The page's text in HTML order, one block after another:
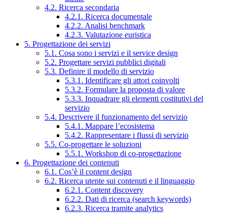
4.2. Ricerca secondaria
4.2.1. Ricerca documentale
4.2.2. Analisi benchmark
4.2.3. Valutazione euristica
5. Progettazione dei servizi
5.1. Cosa sono i servizi e il service design
5.2. Progettare servizi pubblici digitali
5.3. Definire il modello di servizio
5.3.1. Identificare gli attori coinvolti
5.3.2. Formulare la proposta di valore
5.3.3. Inquadrare gli elementi costitutivi del
servizio
5.4. Descrivere il funzionamento del servizio
5.4.1. Mappare l’ecosistema
5.4.2. Rappresentare i flussi di servizio
5.5. Co-progettare le soluzioni
5.5.1. Workshop di co-progettazione
6. Progettazione dei contenuti
6.1. Cos’è il content design
6.2. Ricerca utente sui contenuti e il linguaggio
6.2.1. Content discovery
6.2.2. Dati di ricerca (search keywords)
6.2.3. Ricerca tramite analytics